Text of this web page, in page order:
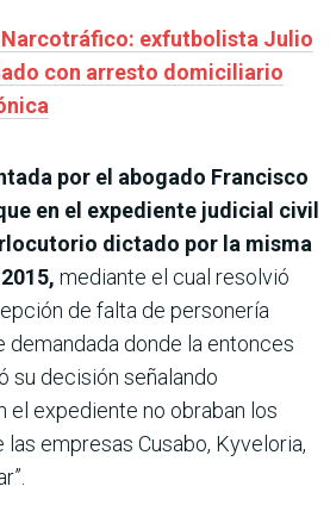
Narcotráfico: exfutbolista Julio
con arresto domiciliario
por el abogado Francisco
en el expediente judicial civil
dictado por la misma
mediante el cual resolvió
de falta de personería
demandada donde la entonces
su decisión señalando
el expediente no obraban los
empresas Cusabo, Kyveloria,